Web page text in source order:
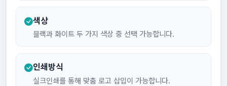
색상
블랙과 화이트 두 가지 색상 중 선택 가능합니다.
인쇄방식
실크인쇄를 통해 맞춤 로고 삽입이 가능합니다.